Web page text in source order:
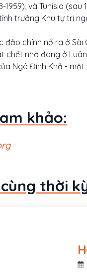
1959), và Tunisia
trưởng Khu tự trị
đảo chính nổ ra ở
chết nhờ đang ở
Ngô Đình Khả -
khảo:
thời